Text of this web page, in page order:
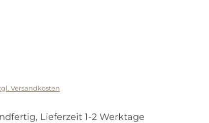
Versandkosten
Lieferzeit 1-2 Werktage